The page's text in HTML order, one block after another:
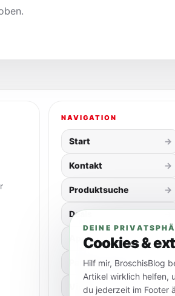
NAVIGATION
Start
Kontakt
Produktsuche
Deals
App
Partner & Shops
Videos
DEINE
Cookies &
Hilf mir, BroschisBlog
Artikel wirklich helfen,
du jederzeit im Footer